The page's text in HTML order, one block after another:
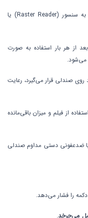
: با نزدیک کردن دست به سنسور (Raster Reader) یا
از هر بار استفاده به صورت
می‌شود.
صندلی قرار می‌گیرد، رعایت
از فیلم و میزان باقی‌مانده
ضدعفونی دستی مداوم صندلی
را فشار می‌دهد.
می‌چرخد.